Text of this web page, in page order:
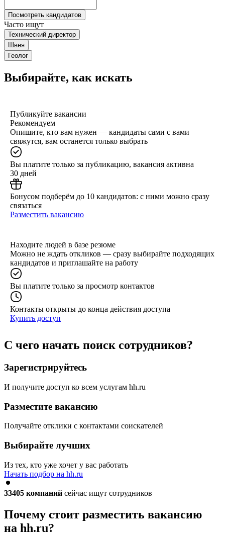
Посмотреть кандидатов
Часто ищут
Технический директор
Швея
Геолог
Выбирайте, как искать
Публикуйте вакансии
Рекомендуем
Опишите, кто вам нужен — кандидаты сами с вами
свяжутся, вам останется только выбрать
Вы платите только за публикацию, вакансия активна
30 дней
Бонусом подберём до 10 кандидатов: с ними можно сразу
связаться
Разместить вакансию
Находите людей в базе резюме
Можно не ждать откликов — сразу выбирайте подходящих
кандидатов и приглашайте на работу
Вы платите только за просмотр контактов
Контакты открыты до конца действия доступа
Купить доступ
С чего начать поиск сотрудников?
Зарегистрируйтесь
И получите доступ ко всем услугам hh.ru
Разместите вакансию
Получайте отклики с контактами соискателей
Выбирайте лучших
Из тех, кто уже хочет у вас работать
Начать подбор на hh.ru
33405 компаний сейчас ищут сотрудников
Почему стоит разместить вакансию
на hh.ru?